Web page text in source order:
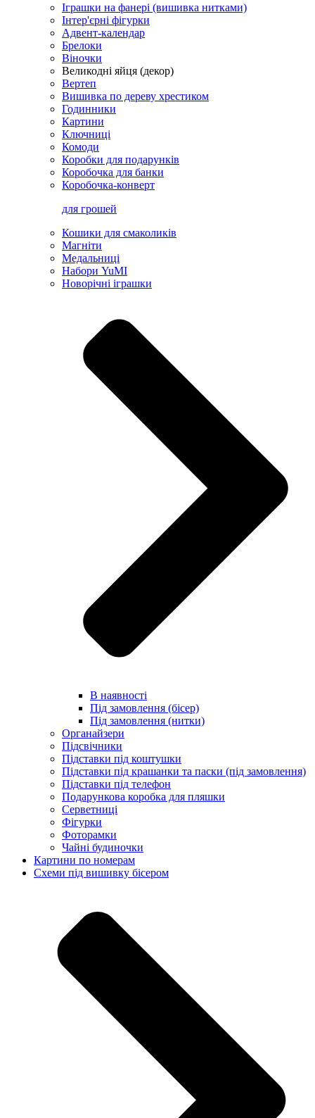
Іграшки на фанері (вишивка нитками)
Інтер'єрні фігурки
Адвент-календар
Брелоки
Віночки
Великодні яйця (декор)
Вертеп
Вишивка по дереву хрестиком
Годинники
Картини
Ключниці
Комоди
Коробки для подарунків
Коробочка для банки
Коробочка-конверт
для грошей
Кошики для смаколиків
Магніти
Медальниці
Набори YuMI
Новорічні іграшки
В наявності
Під замовлення (бісер)
Під замовлення (нитки)
Органайзери
Підсвічники
Підставки під коштушки
Підставки під крашанки та паски (під замовлення)
Підставки під телефон
Подарункова коробка для пляшки
Серветниці
Фігурки
Фоторамки
Чайні будиночки
Картини по номерам
Схеми під вишивку бісером